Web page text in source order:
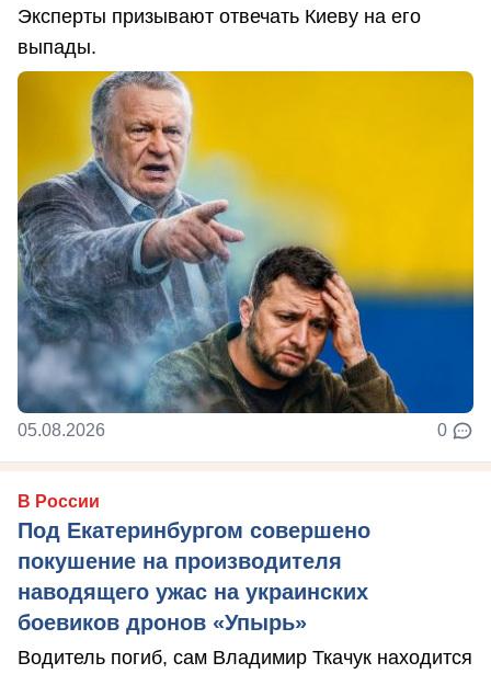
Эксперты призывают отвечать Киеву на его
выпады.
05.08.2026 0
В России
Под Екатеринбургом совершено
покушение на производителя
наводящего ужас на украинских
боевиков дронов «Упырь»
Водитель погиб, сам Владимир Ткачук находится